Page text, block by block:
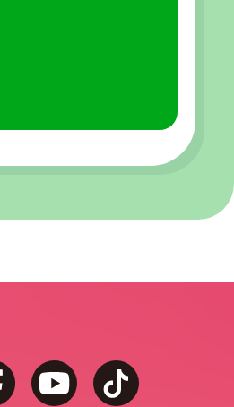
facebook youtube